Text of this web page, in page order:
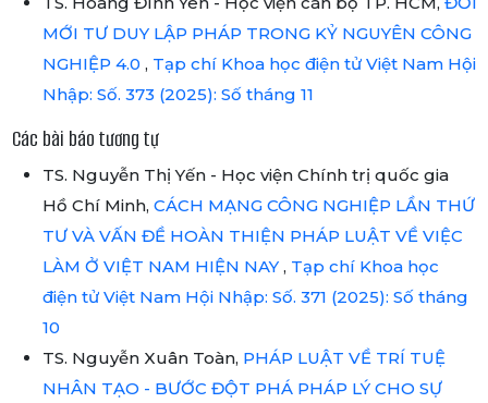
MỚI TƯ DUY LẬP PHÁP TRONG KỶ NGUYÊN CÔNG
NGHIỆP 4.0 , Tạp chí Khoa học điện tử Việt Nam Hội
Nhập: Số. 373 (2025): Số tháng 11
Các bài báo tương tự
TS. Nguyễn Thị Yến - Học viện Chính trị quốc gia
Hồ Chí Minh, CÁCH MẠNG CÔNG NGHIỆP LẦN THỨ
TƯ VÀ VẤN ĐỀ HOÀN THIỆN PHÁP LUẬT VỀ VIỆC
LÀM Ở VIỆT NAM HIỆN NAY , Tạp chí Khoa học
điện tử Việt Nam Hội Nhập: Số. 371 (2025): Số tháng
10
TS. Nguyễn Xuân Toàn, PHÁP LUẬT VỀ TRÍ TUỆ
NHÂN TẠO - BƯỚC ĐỘT PHÁ PHÁP LÝ CHO SỰ